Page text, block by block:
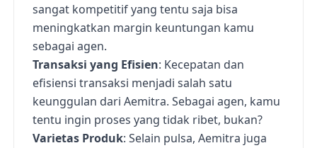
sangat kompetitif yang tentu saja bisa
meningkatkan margin keuntungan kamu
sebagai agen.
Transaksi yang Efisien: Kecepatan dan
efisiensi transaksi menjadi salah satu
keunggulan dari Aemitra. Sebagai agen, kamu
tentu ingin proses yang tidak ribet, bukan?
Varietas Produk: Selain pulsa, Aemitra juga